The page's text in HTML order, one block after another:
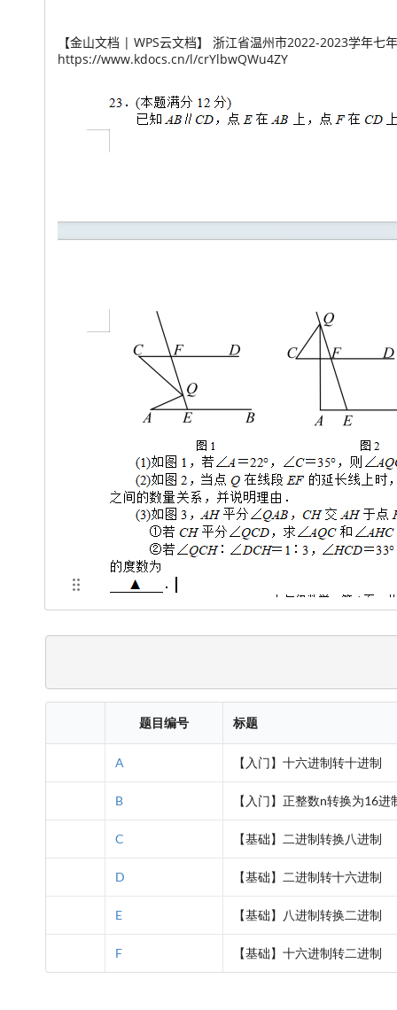
【金山文档 | WPS云文档】 浙江省温州市2022-2023学年七
https://www.kdocs.cn/l/crYlbwQWu4ZY
题目编号 标题
A 【入门】十六进制转十进制
B 【入门】正整数n转换为16进
C 【基础】二进制转换八进制
D 【基础】二进制转十六进制
E 【基础】八进制转换二进制
F 【基础】十六进制转二进制